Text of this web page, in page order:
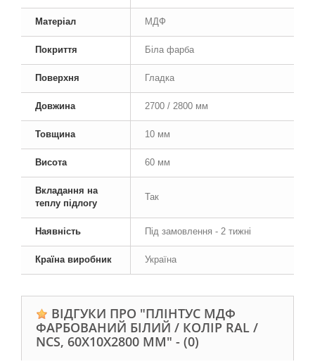
Матеріал МДФ
Покриття Біла фарба
Поверхня Гладка
Довжина 2700 / 2800 мм
Товщина 10 мм
Висота 60 мм
Вкладання на
теплу підлогу
Так
Наявність Під замовлення - 2 тижні
Країна виробник Україна
ВІДГУКИ ПРО "ПЛІНТУС МДФ
ФАРБОВАНИЙ БІЛИЙ / КОЛІР RAL /
NCS, 60Х10Х2800 ММ" - (0)